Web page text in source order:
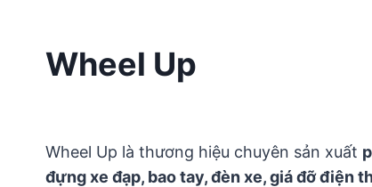
Wheel Up
Wheel Up là thương hiệu chuyên sản xuất
đựng xe đạp, bao tay, đèn xe, giá đỡ điện